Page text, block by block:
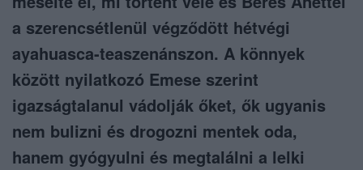
a szerencsétlenül végződött hétvégi
ayahuasca-teaszenánszon. A könnyek
között nyilatkozó Emese szerint
igazságtalanul vádolják őket, ők ugyanis
nem bulizni és drogozni mentek oda,
hanem gyógyulni és megtalálni a lelki